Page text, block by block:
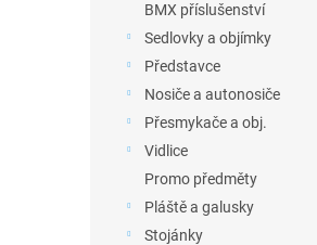
BMX příslušenství
Sedlovky a objímky
Představce
Nosiče a autonosiče
Přesmykače a obj.
Vidlice
Promo předměty
Pláště a galusky
Stojánky